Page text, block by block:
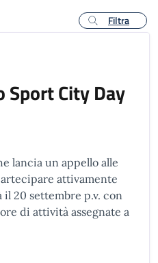
Filtra
City Day
lancia un appello alle
attivamente
il 20 settembre p.v. con
di attività assegnate a